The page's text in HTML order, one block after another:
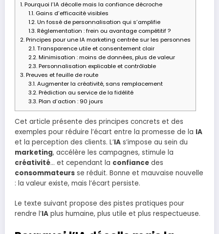
1.Pourquoi l’IA décolle mais la confiance décroche
1.1. Gains d’efficacité visibles
1.2.Un fossé de personnalisation qui s’amplifie
1.3.Réglementation : frein ou avantage compétitif ?
2.Principes pour une IA marketing centrée sur les personnes
2.1.Transparence utile et consentement clair
2.2.Minimisation : moins de données, plus de valeur
2.3.Personnalisation explicable et contrôlable
3.Preuves et feuille de route
3.1.Augmenter la créativité, sans remplacement
3.2.Prédiction au service de la fidélité
3.3.Plan d’action : 90 jours
Cet article présente des principes concrets et des
exemples pour réduire l’écart entre la promesse de la IA
et la perception des clients. L’IA s’impose au sein du
marketing, accélère les campagnes, stimule la
créativité… et cependant la confiance des
consommateurs se réduit. Bonne et mauvaise nouvelle
: la valeur existe, mais l’écart persiste.
Le texte suivant propose des pistes pratiques pour
rendre l’IA plus humaine, plus utile et plus respectueuse.